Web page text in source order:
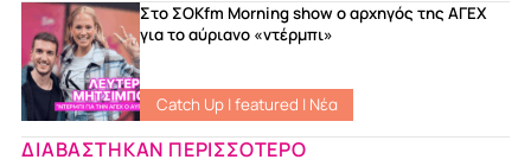
Στο ΣΟKfm Morning show ο αρχηγός της ΑΓΕΧ
για το αύριανο «ντέρμπι»
Catch Up|featured | Νέα
ΔΙΑΒΑΣΤΗΚΑΝ ΠΕΡΙΣΣΟΤΕΡΟ